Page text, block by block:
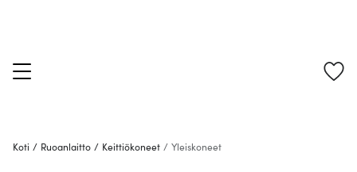
Koti / Ruoanlaitto / Keittiökoneet / Yleiskoneet